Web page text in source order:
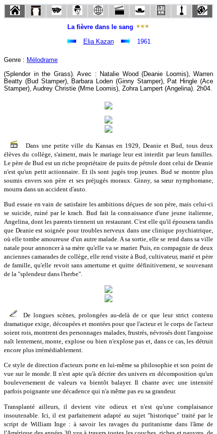
La fièvre dans le sang
Elia Kazan
1961
Genre : Mélodrame
(Splendor in the Grass). Avec : Natalie Wood (Deanie Loomis), Warren
Beatty (Bud Stamper), Barbara Loden (Ginny Stamper), Pat Hingle (Ace
Stamper), Audrey Christie (Mme Loomis), Zohra Lampert (Angelina). 2h04.
Dans une petite ville du Kansas en 1929, Deanie et Bud, tous deux
élèves du collège, s'aiment, mais le mariage leur est interdit par leurs familles.
Le père de Bud est un riche propriétaire de puits de pétrole dont celui de Deanie
n'est qu'un petit actionnaire. Et ils sont jugés trop jeunes. Bud se montre plus
soumis envers son père et ses préjugés moraux. Ginny, sa sœur nymphomane,
mourra dans un accident d'auto.
Bud essaie en vain de satisfaire les ambitions déçues de son père, mais celui-ci
se suicide, ruiné par le krach. Bud fait la connaissance d'une jeune italienne,
Angelina, dont les parents tiennent un restaurant. C'est elle qu'il épousera tandis
que Deanie est soignée pour troubles nerveux dans une clinique psychiatrique,
où elle tombe amoureuse d'un autre malade. A sa sortie, elle se rend dans sa ville
natale pour annoncer à sa mère qu'elle va se marier. Puis, en compagnie de deux
anciennes camarades de collège, elle rend visite à Bud, cultivateur, marié et père
de famille, qu'elle revoit sans amertume et quitte définitivement, se souvenant
de la "splendeur dans l'herbe".
De longues scènes, prolongées au-delà de ce que leur strict contenu
dramatique exige, découpées et montées pour que l'acteur et le corps de l'acteur
soient rois, montrent des personnages malades, frustrés, névrosés dont l'angoisse
naît lentement, monte, explose ou bien n'explose pas et, dans ce cas, les détruit
encore plus irrémédiablement.
Ce style de direction d'acteurs porte en lui-même sa philosophie et son point de
vue sur le monde. Il n'est apte qu'à décrire des univers en décomposition qu'un
bouleversement de valeurs va bientôt balayer. Il chante avec une intensité
parfois poignante une décadence qui n'a même pas eu sa grandeur.
Transplanté ailleurs, il devient vite odieux et n'est qu'une complaisance
insoutenable. Ici, il est parfaitement adapté au sujet "historique" traité par le
script de William Inge : à savoir les ravages du puritanisme dans l'âme de